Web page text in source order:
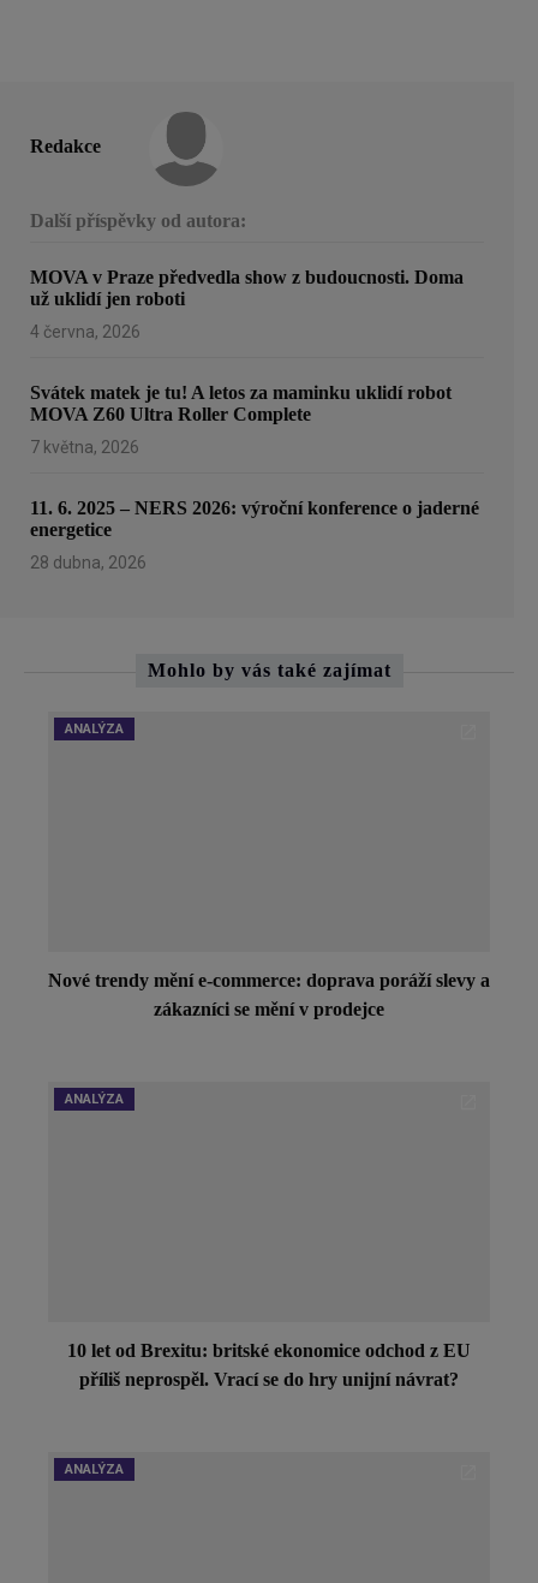
Redakce
Další příspěvky od autora:
MOVA v Praze předvedla show z budoucnosti. Doma
už uklidí jen roboti
4 června, 2026
Svátek matek je tu! A letos za maminku uklidí robot
MOVA Z60 Ultra Roller Complete
7 května, 2026
11. 6. 2025 – NERS 2026: výroční konference o jaderné
energetice
28 dubna, 2026
Mohlo by vás také zajímat
ANALÝZA
Nové trendy mění e-commerce: doprava poráží slevy a
zákazníci se mění v prodejce
ANALÝZA
10 let od Brexitu: britské ekonomice odchod z EU
příliš neprospěl. Vrací se do hry unijní návrat?
ANALÝZA